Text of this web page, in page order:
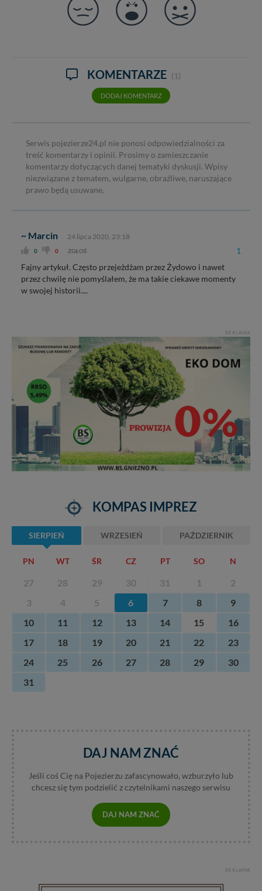
KOMENTARZE (1)
DODAJ KOMENTARZ
Serwis pojezierze24.pl nie ponosi odpowiedzialności za
treść komentarzy i opinii. Prosimy o zamieszczanie
komentarzy dotyczących danej tematyki dyskusji. Wpisy
niezwiązane z tematem, wulgarne, obraźliwe, naruszające
prawo będą usuwane.
~ Marcin 24 lipca 2020, 23:18
0 0 ZGŁOŚ 1
Fajny artykuł. Często przejeżdżam przez Żydowo i nawet
przez chwilę nie pomyślałem, że ma takie ciekawe momenty
w swojej historii....
REKLAMA
KOMPAS IMPREZ
SIERPIEŃ WRZESIEŃ PAŹDZIERNIK
PN WT ŚR CZ PT SO N
27 28 29 30 31 1
2
3
4 5 6 7 8
9
10
11 12 13 14 15
16
17
18 19 20 21 22
23
24
25 26 27 28 29
30
31
DAJ NAM ZNAĆ
Jeśli coś Cię na Pojezierzu zafascynowało, wzburzyło lub
chcesz się tym podzielić z czytelnikami naszego serwisu
DAJ NAM ZNAĆ
REKLAMA